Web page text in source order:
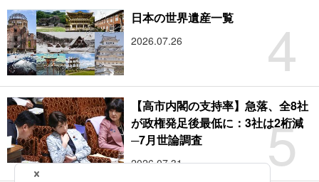
4
日本の世界遺産一覧
2026.07.26
5
【高市内閣の支持率】急落、全8社
が政権発足後最低に：3社は2桁減
─7月世論調査
2026.07.31